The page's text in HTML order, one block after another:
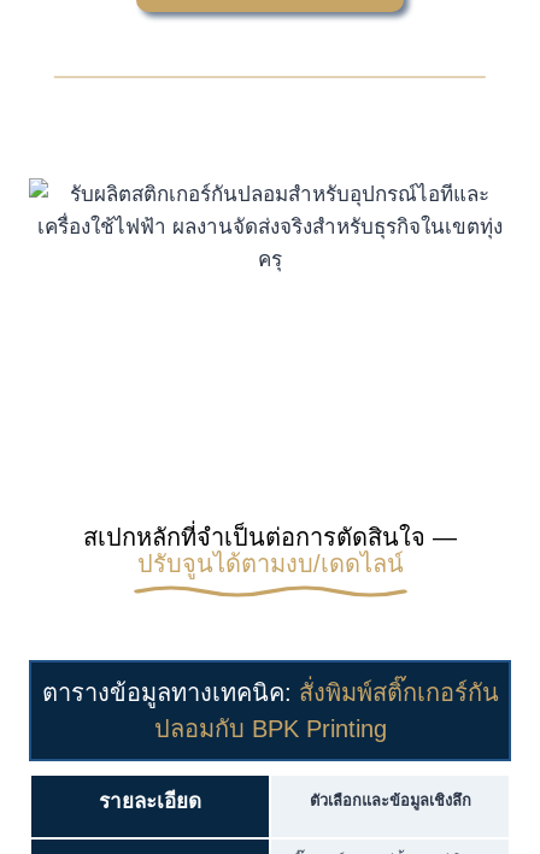
สเปกหลักที่จำเป็นต่อการตัดสินใจ —
ปรับจูนได้ตามงบ/เดดไลน์
ตารางข้อมูลทางเทคนิค: สั่งพิมพ์สติ๊กเกอร์กัน
ปลอมกับ BPK Printing
รายละเอียด ตัวเลือกและข้อมูลเชิงลึก